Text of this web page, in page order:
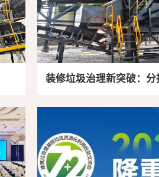
装修垃圾治理新突破：分
环保困局